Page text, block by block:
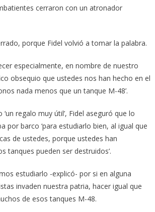
cerraron con un atronador
porque Fidel volvió a tomar la palabra.
especialmente, en nombre de nuestro
obsequio que ustedes nos han hecho en el
nada menos que un tanque M-48’.
regalo muy útil’, Fidel aseguró que lo
por barco ‘para estudiarlo bien, al igual que
de ustedes, porque ustedes han
tanques pueden ser destruidos’.
estudiarlo -explicó- por si en alguna
invaden nuestra patria, hacer igual que
de esos tanques M-48.